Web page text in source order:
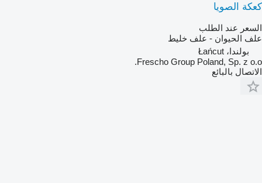
كعكة الصويا
السعر عند الطلب
علف الحيوان - علف خليط
بولندا، Łańcut
Frescho Group Poland, Sp. z o.o.
الاتصال بالبائع